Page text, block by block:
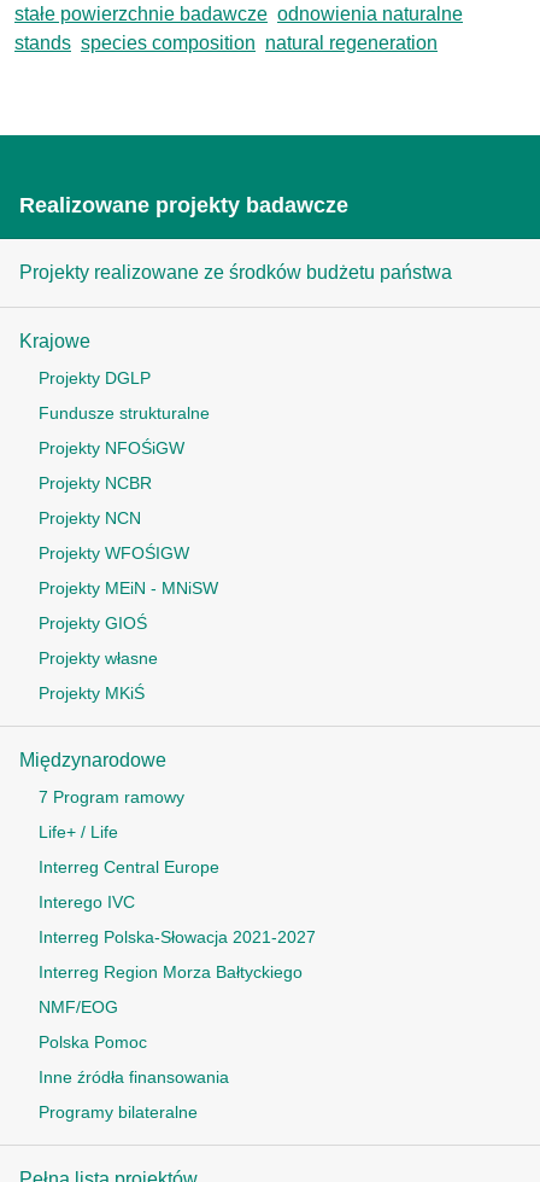
stałe powierzchnie badawcze odnowienia naturalne
stands species composition natural regeneration
Realizowane projekty badawcze
Projekty realizowane ze środków budżetu państwa
Krajowe
Projekty DGLP
Fundusze strukturalne
Projekty NFOŚiGW
Projekty NCBR
Projekty NCN
Projekty WFOŚIGW
Projekty MEiN - MNiSW
Projekty GIOŚ
Projekty własne
Projekty MKiŚ
Międzynarodowe
7 Program ramowy
Life+ / Life
Interreg Central Europe
Interego IVC
Interreg Polska-Słowacja 2021-2027
Interreg Region Morza Bałtyckiego
NMF/EOG
Polska Pomoc
Inne źródła finansowania
Programy bilateralne